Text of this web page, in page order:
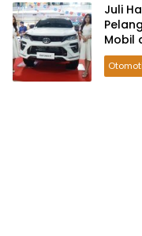
Juli
Mobil